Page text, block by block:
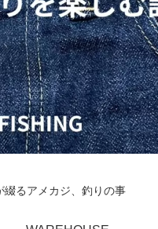
るアメカジ、釣りの事